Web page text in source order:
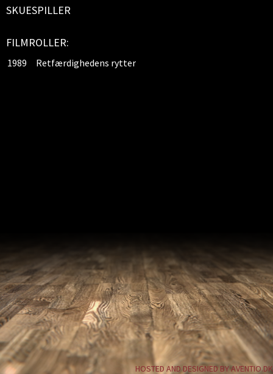
SKUESPILLER
FILMROLLER:
1989 Retfærdighedens rytter
HOSTED AND DESIGNED BY AVENTIO.DK